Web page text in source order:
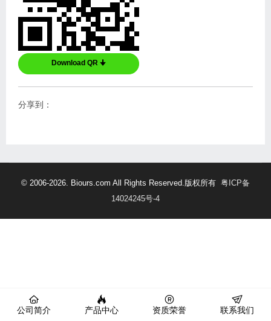
Download QR 🠋
分享到：
© 2006-2026. Biours.com All Rights Reserved.版权所有 粤ICP备
14024245号-4
公司简介 产品中心 资质荣誉 联系我们